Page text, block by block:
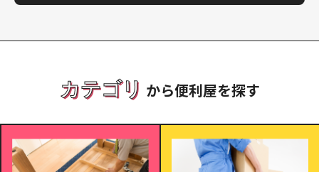
カテゴリ から便利屋を探す